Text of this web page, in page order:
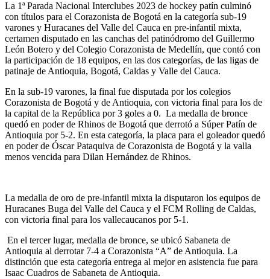
La 1ª Parada Nacional Interclubes 2023 de hockey patín culminó
con títulos para el Corazonista de Bogotá en la categoría sub-19
varones y Huracanes del Valle del Cauca en pre-infantil mixta,
certamen disputado en las canchas del patinódromo del Guillermo
León Botero y del Colegio Corazonista de Medellín, que contó con
la participación de 18 equipos, en las dos categorías, de las ligas de
patinaje de Antioquia, Bogotá, Caldas y Valle del Cauca.
En la sub-19 varones, la final fue disputada por los colegios
Corazonista de Bogotá y de Antioquia, con victoria final para los de
la capital de la República por 3 goles a 0. La medalla de bronce
quedó en poder de Rhinos de Bogotá que derrotó a Súper Patín de
Antioquia por 5-2. En esta categoría, la placa para el goleador quedó
en poder de Óscar Pataquiva de Corazonista de Bogotá y la valla
menos vencida para Dilan Hernández de Rhinos.
La medalla de oro de pre-infantil mixta la disputaron los equipos de
Huracanes Buga del Valle del Cauca y el FCM Rolling de Caldas,
con victoria final para los vallecaucanos por 5-1.
En el tercer lugar, medalla de bronce, se ubicó Sabaneta de
Antioquia al derrotar 7-4 a Corazonista “A” de Antioquia. La
distinción que esta categoría entrega al mejor en asistencia fue para
Isaac Cuadros de Sabaneta de Antioquia.